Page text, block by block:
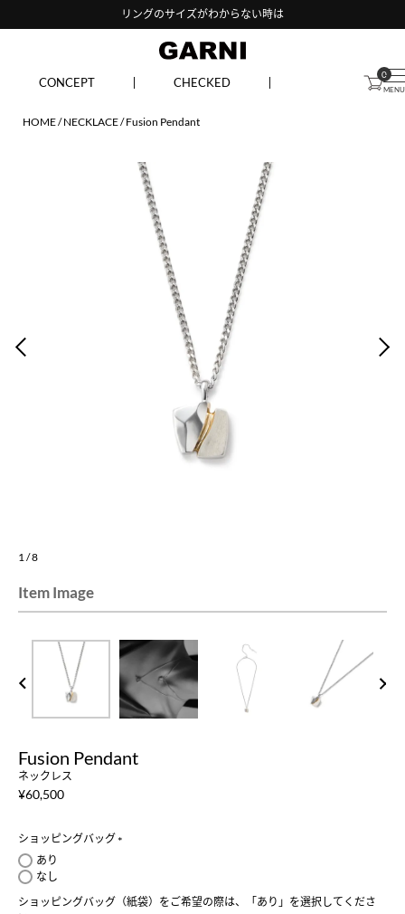
リングのサイズがわからない時は
CONCEPT CHECKED
0
HOME NECKLACE Fusion Pendant
PREV
1/8
Item Image
NEXT
Fusion Pendant
ネックレス
¥60,500
ショッピングバッグ
あり
なし
ショッピングバッグ（紙袋）をご希望の際は、「あり」を選択してくださ